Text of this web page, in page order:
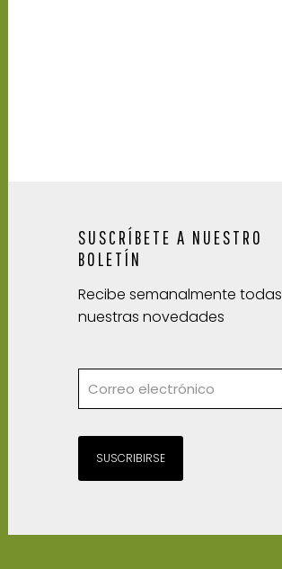
SUSCRÍBETE A NUESTRO
BOLETÍN
Recibe semanalmente todas
nuestras novedades
SUSCRIBIRSE